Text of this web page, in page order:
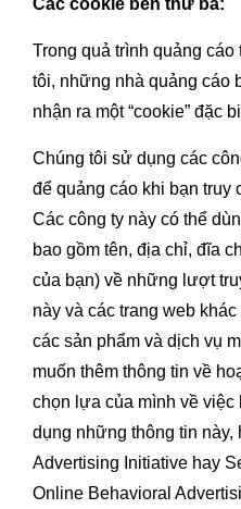
Các cookie bên thứ ba:
Trong quả trình quảng
tôi, những nhà quảng cáo
nhận ra một “cookie” đặc
Chúng tôi sử dụng các
để quảng cáo khi bạn truy
Các công ty này có thể
bao gồm tên, địa chỉ, đĩa
của bạn) về những lượt
này và các trang web
các sản phẩm và dịch vụ
muốn thêm thông tin về
chọn lựa của mình về việc
dụng những thông tin này,
Advertising Initiative hay
Online Behavioral